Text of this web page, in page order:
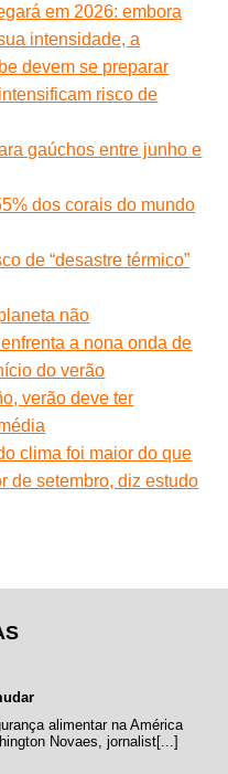
em 2026: embora
intensidade, a
devem se preparar
risco de
gaúchos entre junho e
dos corais do mundo
de “desastre térmico”
não
a nona onda de
do verão
verão deve ter
clima foi maior do que
de setembro, diz estudo
alimentar na América
Novaes, jornalist[...]